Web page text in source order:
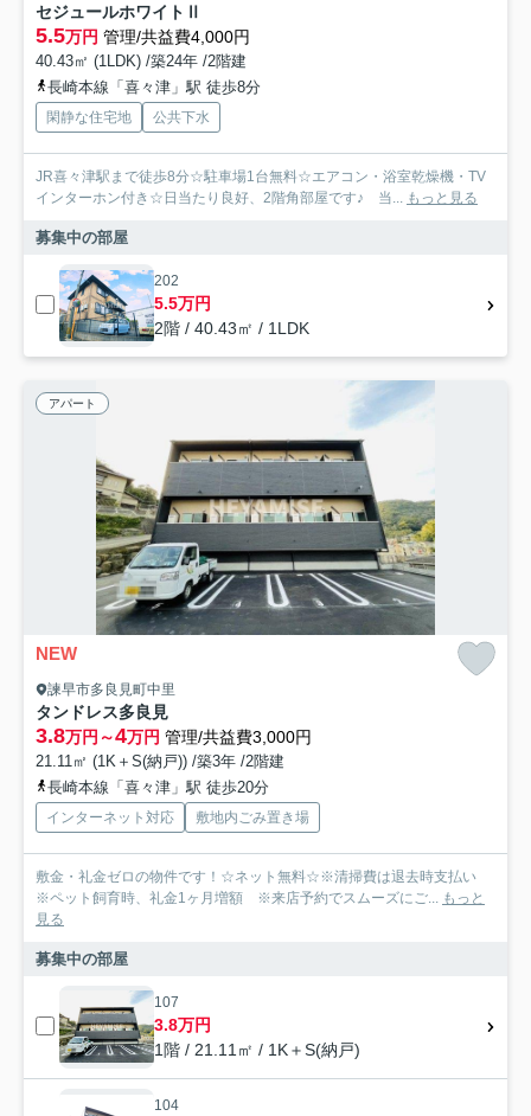
セジュールホワイトⅡ
5.5万円 管理/共益費4,000円
40.43㎡ (1LDK) /築24年 /2階建
長崎本線「喜々津」駅 徒歩8分
閑静な住宅地 公共下水
JR喜々津駅まで徒歩8分☆駐車場1台無料☆エアコン・浴室乾燥機・TV
インターホン付き☆日当たり良好、2階角部屋です♪ 当...
もっと見る
募集中の部屋
202
5.5万円
2階 / 40.43㎡ / 1LDK
アパート
NEW
諫早市多良見町中里
タンドレス多良見
3.8万円～4万円 管理/共益費3,000円
21.11㎡ (1K＋S(納戸)) /築3年 /2階建
長崎本線「喜々津」駅 徒歩20分
インターネット対応 敷地内ごみ置き場
敷金・礼金ゼロの物件です！☆ネット無料☆※清掃費は退去時支払い
※ペット飼育時、礼金1ヶ月増額 ※来店予約でスムーズにご...
もっと
見る
募集中の部屋
107
3.8万円
1階 / 21.11㎡ / 1K＋S(納戸)
104